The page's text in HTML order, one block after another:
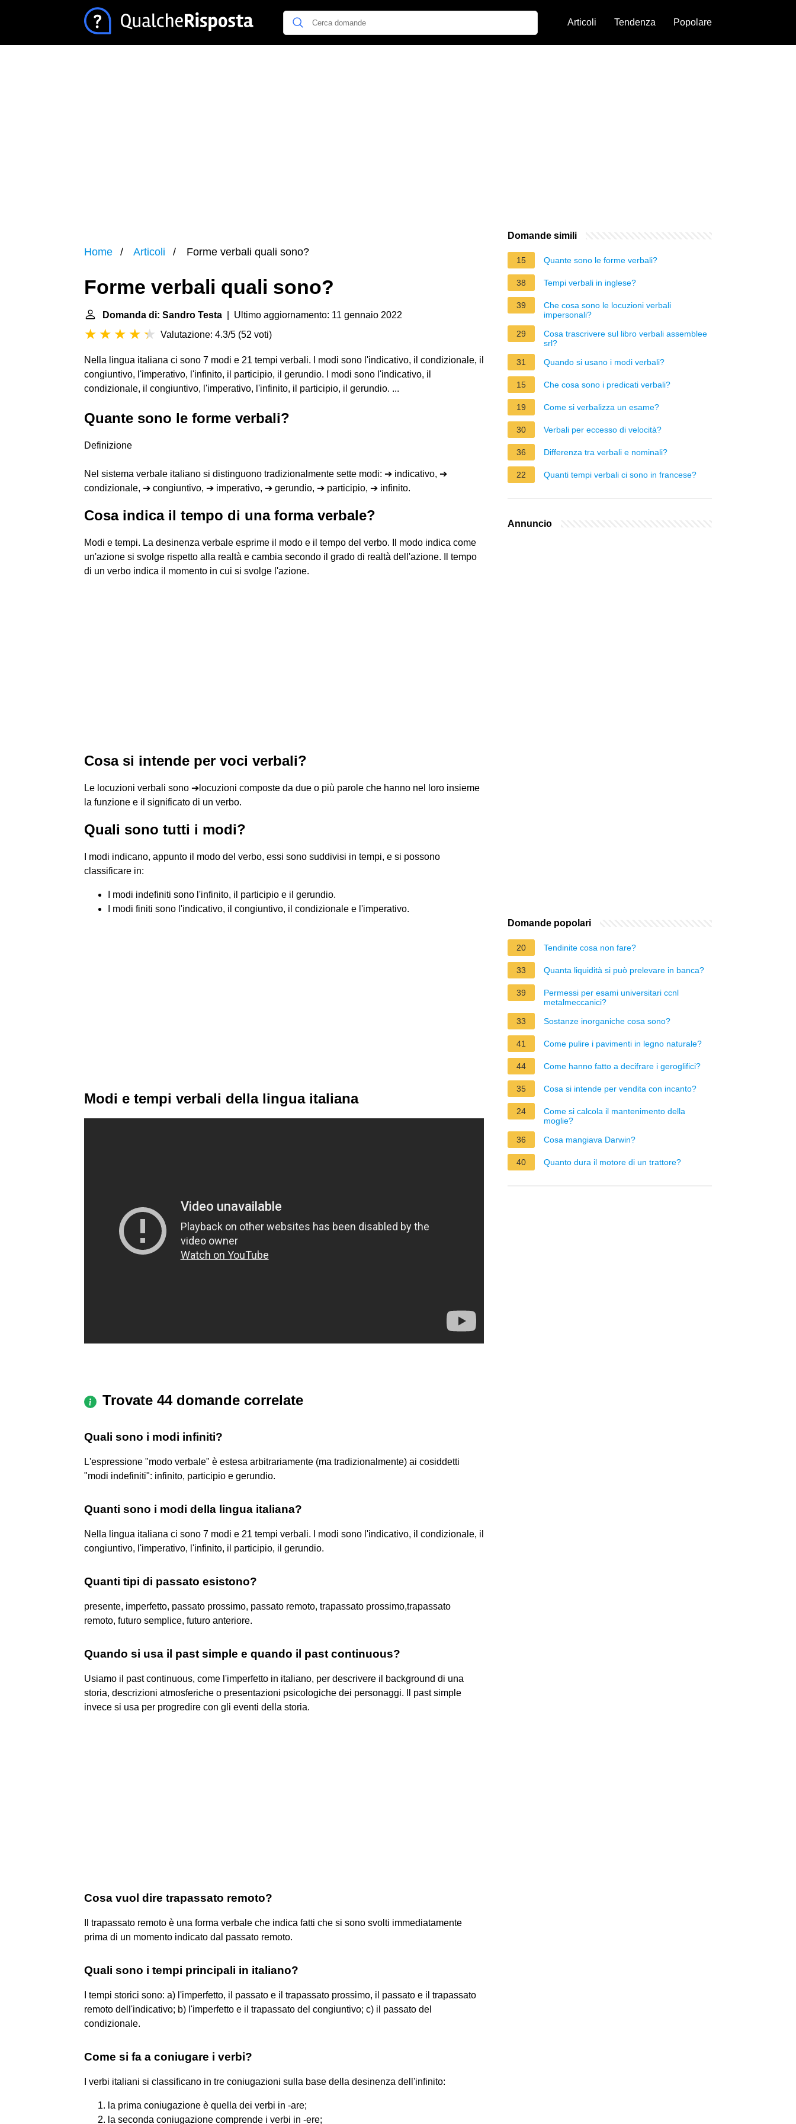
Articoli Tendenza Popolare
Home Articoli Forme verbali quali sono?
Forme verbali quali sono?
Domanda di: Sandro Testa | Ultimo aggiornamento: 11 gennaio 2022
Valutazione: 4.3/5 (52 voti)
Nella lingua italiana ci sono 7 modi e 21 tempi verbali. I modi sono l'indicativo, il condizionale, il
congiuntivo, l'imperativo, l'infinito, il participio, il gerundio. I modi sono l'indicativo, il
condizionale, il congiuntivo, l'imperativo, l'infinito, il participio, il gerundio. ...
Quante sono le forme verbali?
Definizione
Nel sistema verbale italiano si distinguono tradizionalmente sette modi: ➔ indicativo, ➔
condizionale, ➔ congiuntivo, ➔ imperativo, ➔ gerundio, ➔ participio, ➔ infinito.
Cosa indica il tempo di una forma verbale?
Modi e tempi. La desinenza verbale esprime il modo e il tempo del verbo. Il modo indica come
un'azione si svolge rispetto alla realtà e cambia secondo il grado di realtà dell'azione. Il tempo
di un verbo indica il momento in cui si svolge l'azione.
Cosa si intende per voci verbali?
Le locuzioni verbali sono ➔locuzioni composte da due o più parole che hanno nel loro insieme
la funzione e il significato di un verbo.
Quali sono tutti i modi?
I modi indicano, appunto il modo del verbo, essi sono suddivisi in tempi, e si possono
classificare in:
I modi indefiniti sono l'infinito, il participio e il gerundio.
I modi finiti sono l'indicativo, il congiuntivo, il condizionale e l'imperativo.
Modi e tempi verbali della lingua italiana
Trovate 44 domande correlate
Quali sono i modi infiniti?
L'espressione "modo verbale" è estesa arbitrariamente (ma tradizionalmente) ai cosiddetti
"modi indefiniti": infinito, participio e gerundio.
Quanti sono i modi della lingua italiana?
Nella lingua italiana ci sono 7 modi e 21 tempi verbali. I modi sono l'indicativo, il condizionale, il
congiuntivo, l'imperativo, l'infinito, il participio, il gerundio.
Quanti tipi di passato esistono?
presente, imperfetto, passato prossimo, passato remoto, trapassato prossimo,trapassato
remoto, futuro semplice, futuro anteriore.
Quando si usa il past simple e quando il past continuous?
Usiamo il past continuous, come l'imperfetto in italiano, per descrivere il background di una
storia, descrizioni atmosferiche o presentazioni psicologiche dei personaggi. Il past simple
invece si usa per progredire con gli eventi della storia.
Cosa vuol dire trapassato remoto?
Il trapassato remoto è una forma verbale che indica fatti che si sono svolti immediatamente
prima di un momento indicato dal passato remoto.
Quali sono i tempi principali in italiano?
I tempi storici sono: a) l'imperfetto, il passato e il trapassato prossimo, il passato e il trapassato
remoto dell'indicativo; b) l'imperfetto e il trapassato del congiuntivo; c) il passato del
condizionale.
Come si fa a coniugare i verbi?
I verbi italiani si classificano in tre coniugazioni sulla base della desinenza dell'infinito:
la prima coniugazione è quella dei verbi in -are;
la seconda coniugazione comprende i verbi in -ere;
Domande simili
15 Quante sono le forme verbali?
38 Tempi verbali in inglese?
39
Che cosa sono le locuzioni verbali
impersonali?
29
Cosa trascrivere sul libro verbali assemblee
srl?
31
Quando si usano i modi verbali?
15 Che cosa sono i predicati verbali?
19 Come si verbalizza un esame?
30 Verbali per eccesso di velocità?
36 Differenza tra verbali e nominali?
22 Quanti tempi verbali ci sono in francese?
Annuncio
Domande popolari
20 Tendinite cosa non fare?
33 Quanta liquidità si può prelevare in banca?
39
Permessi per esami universitari ccnl
metalmeccanici?
33
Sostanze inorganiche cosa sono?
41 Come pulire i pavimenti in legno naturale?
44 Come hanno fatto a decifrare i geroglifici?
35 Cosa si intende per vendita con incanto?
24
Come si calcola il mantenimento della
moglie?
36
Cosa mangiava Darwin?
40 Quanto dura il motore di un trattore?